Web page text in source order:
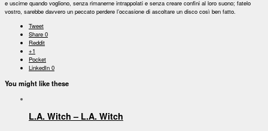
e uscirne quando vogliono, senza rimanerne intrappolati e senza creare confini al loro suono; fatelo
vostro, sarebbe davvero un peccato perdere l’occasione di ascoltare un disco così ben fatto.
Tweet
Share 0
Reddit
+1
Pocket
LinkedIn 0
You might like these
L.A. Witch – L.A. Witch